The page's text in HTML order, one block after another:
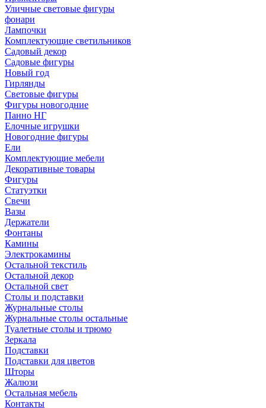
Уличные световые фигуры
фонари
Лампочки
Комплектующие светильников
Садовый декор
Садовые фигуры
Новый год
Гирлянды
Световые фигуры
Фигуры новогодние
Панно НГ
Елочные игрушки
Новогодние фигуры
Ели
Комплектующие мебели
Декоративные товары
Фигуры
Статуэтки
Свечи
Вазы
Держатели
Фонтаны
Камины
Электрокамины
Остальной текстиль
Остальной декор
Остальной свет
Столы и подставки
Журнальные столы
Журнальные столы остальные
Туалетные столы и трюмо
Зеркала
Подставки
Подставки для цветов
Шторы
Жалюзи
Остальная мебель
Контакты